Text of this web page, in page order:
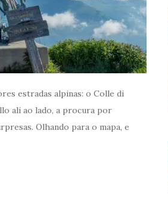
estradas alpinas: o Colle di
ali ao lado, a procura por
Olhando para o mapa, e